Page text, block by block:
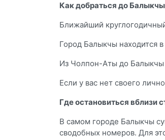
Как добраться до
Ближайший
Город Балыкчы находится
Из Чолпон-Аты до Балыкчы
Если у вас нет своего
Где остановиться вблизи
В самом городе Балыкчы
сводобных номеров. Для